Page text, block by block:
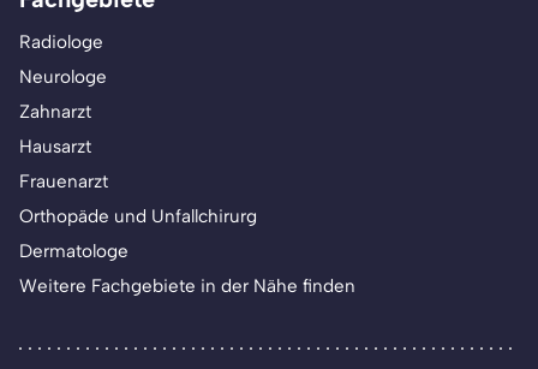
Radiologe
Neurologe
Zahnarzt
Hausarzt
Frauenarzt
Orthopäde und Unfallchirurg
Dermatologe
Weitere Fachgebiete in der Nähe finden